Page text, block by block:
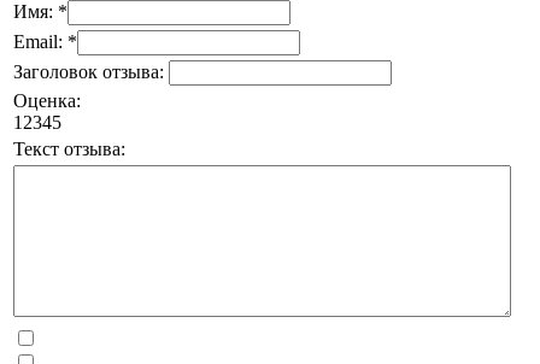
Имя: *
Email: *
Заголовок отзыва:
Оценка:
1 2345
Текст отзыва: